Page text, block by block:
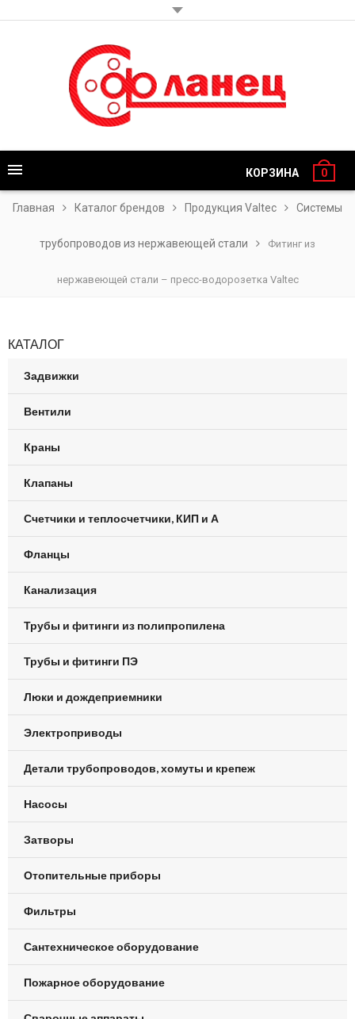
КОРЗИНА 0
Главная Каталог брендов Продукция Valtec Системы
трубопроводов из нержавеющей стали Фитинг из
нержавеющей стали – пресс-водорозетка Valtec
КАТАЛОГ
Задвижки
Вентили
Краны
Клапаны
Счетчики и теплосчетчики, КИП и А
Фланцы
Канализация
Трубы и фитинги из полипропилена
Трубы и фитинги ПЭ
Люки и дождеприемники
Электроприводы
Детали трубопроводов, хомуты и крепеж
Насосы
Затворы
Отопительные приборы
Фильтры
Сантехническое оборудование
Пожарное оборудование